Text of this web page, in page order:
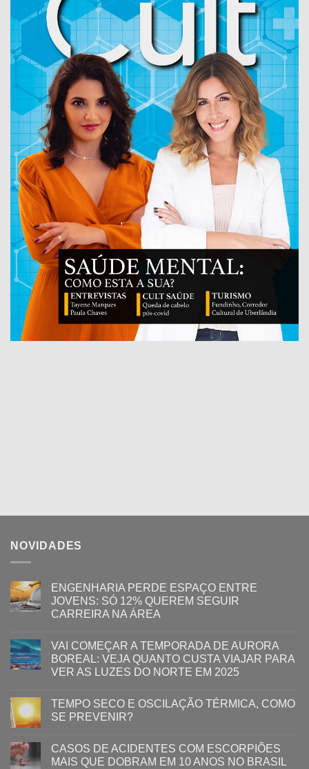
NOVIDADES
ENGENHARIA PERDE ESPAÇO ENTRE
JOVENS: SÓ 12% QUEREM SEGUIR
CARREIRA NA ÁREA
VAI COMEÇAR A TEMPORADA DE AURORA
BOREAL: VEJA QUANTO CUSTA VIAJAR PARA
VER AS LUZES DO NORTE EM 2025
TEMPO SECO E OSCILAÇÃO TÉRMICA, COMO
SE PREVENIR?
CASOS DE ACIDENTES COM ESCORPIÕES
MAIS QUE DOBRAM EM 10 ANOS NO BRASIL